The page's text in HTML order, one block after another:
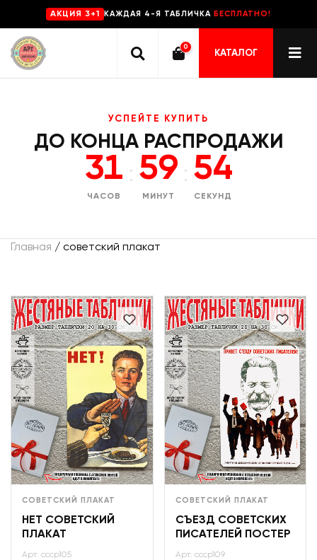
AKЦИЯ 3+1 КАЖДАЯ 4-Я ТАБЛИЧКА БЕСПЛАТНО!
0
КАТАЛОГ
УСПЕЙТЕ КУПИТЬ
ДО КОНЦА РАСПРОДАЖИ
31
ЧАСОВ
: 59
МИНУТ
: 53
СЕКУНД
Главная / советский плакат
СОВЕТСКИЙ ПЛАКАТ
НЕТ СОВЕТСКИЙ
ПЛАКАТ
Арт: ссср105
СОВЕТСКИЙ ПЛАКАТ
СЪЕЗД СОВЕТСКИХ
ПИСАТЕЛЕЙ ПОСТЕР
Арт: ссср109